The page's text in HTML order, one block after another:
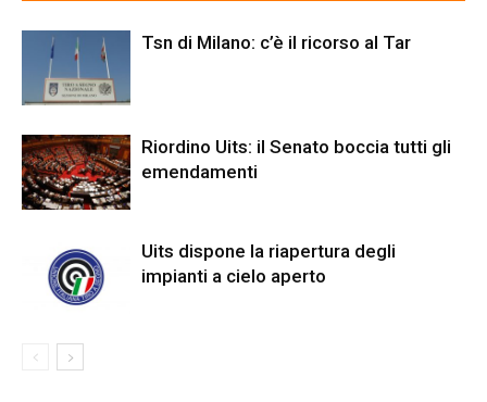
Tsn di Milano: c’è il ricorso al Tar
Riordino Uits: il Senato boccia tutti gli
emendamenti
Uits dispone la riapertura degli
impianti a cielo aperto